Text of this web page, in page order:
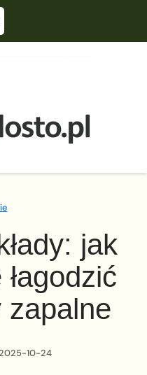
jak
zapalne
10-24